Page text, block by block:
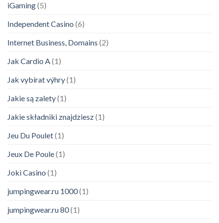
iGaming(5)
Independent Casino (6)
Internet Business, Domains (2)
Jak Cardio A(1)
Jak vybírat výhry(1)
Jakie są zalety(1)
Jakie składniki znajdziesz(1)
Jeu Du Poulet(1)
Jeux De Poule(1)
Joki Casino (1)
jumpingwear.ru 1000(1)
jumpingwear.ru 80(1)